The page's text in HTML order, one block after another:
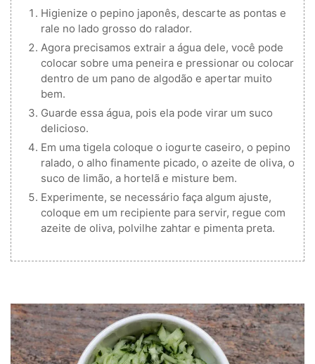
Higienize o pepino japonês, descarte as pontas e
rale no lado grosso do ralador.
Agora precisamos extrair a água dele, você pode
colocar sobre uma peneira e pressionar ou colocar
dentro de um pano de algodão e apertar muito
bem.
Guarde essa água, pois ela pode virar um suco
delicioso.
Em uma tigela coloque o iogurte caseiro, o pepino
ralado, o alho finamente picado, o azeite de oliva, o
suco de limão, a hortelã e misture bem.
Experimente, se necessário faça algum ajuste,
coloque em um recipiente para servir, regue com
azeite de oliva, polvilhe zahtar e pimenta preta.